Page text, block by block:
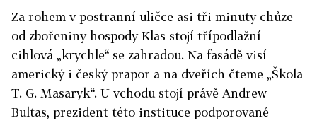
Za rohem v postranní uličce asi tři minuty chůze
od zbořeniny hospody Klas stojí třípodlažní
cihlová „krychle“ se zahradou. Na fasádě visí
americký i český prapor a na dveřích čteme „Škola
T. G. Masaryk“. U vchodu stojí právě Andrew
Bultas, prezident této instituce podporované